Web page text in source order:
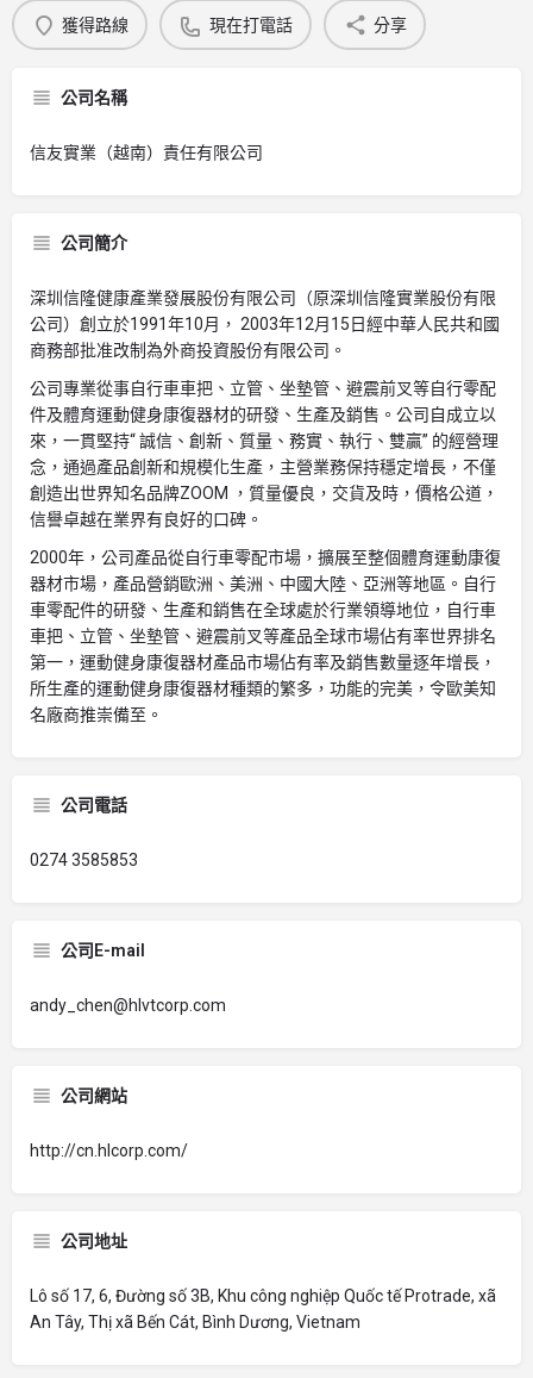
獲得路線 現在打電話 分享
公司名稱
信友實業（越南）責任有限公司
公司簡介
深圳信隆健康產業發展股份有限公司（原深圳信隆實業股份有限
公司）創立於1991年10月， 2003年12月15日經中華人民共和國
商務部批准改制為外商投資股份有限公司。
公司專業從事自行車車把、立管、坐墊管、避震前叉等自行零配
件及體育運動健身康復器材的研發、生產及銷售。公司自成立以
來，一貫堅持“ 誠信、創新、質量、務實、執行、雙贏” 的經營理
念，通過產品創新和規模化生產，主營業務保持穩定增長，不僅
創造出世界知名品牌ZOOM ，質量優良，交貨及時，價格公道，
信譽卓越在業界有良好的口碑。
2000年，公司產品從自行車零配市場，擴展至整個體育運動康復
器材市場，產品營銷歐洲、美洲、中國大陸、亞洲等地區。自行
車零配件的研發、生產和銷售在全球處於行業領導地位，自行車
車把、立管、坐墊管、避震前叉等產品全球市場佔有率世界排名
第一，運動健身康復器材產品市場佔有率及銷售數量逐年增長，
所生產的運動健身康復器材種類的繁多，功能的完美，令歐美知
名廠商推崇備至。
公司電話
0274 3585853
公司E-mail
andy_chen@hlvtcorp.com
公司網站
http://cn.hlcorp.com/
公司地址
Lô số 17, 6, Đường số 3B, Khu công nghiệp Quốc tế Protrade, xã
An Tây, Thị xã Bến Cát, Bình Dương, Vietnam